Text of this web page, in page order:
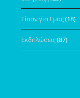
Είπαν για Εμάς(18)
Εκδηλώσεις(87)